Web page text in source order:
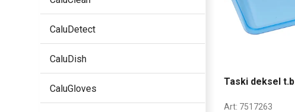
CaluDetect
CaluDish
CaluGloves
Taski deksel
Art: 7517263